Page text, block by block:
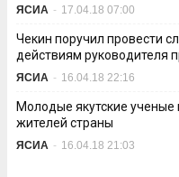
ЯСИА - 17.04.18 07:00
Чекин поручил провести
действиям руководителя
ЯСИА - 16.04.18 22:16
Молодые якутские
жителей страны
ЯСИА - 16.04.18 21:03